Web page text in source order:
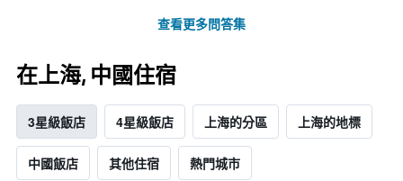
查看更多問答集
在上海, 中國​住宿
3星級飯店 4星級飯店 上海的分區 上海的地標
中國飯店 其他住宿 熱門城市